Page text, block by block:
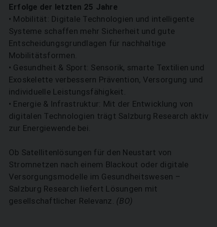
Erfolge der letzten 25 Jahre
• Mobilität: Digitale Technologien und intelligente
Systeme schaffen mehr Sicherheit und gute
Entscheidungsgrundlagen für nachhaltige
Mobilitätsformen.
• Gesundheit & Sport: Sensorik, smarte Textilien und
Exoskelette verbessern Prävention, Versorgung und
individuelle Leistungsfähigkeit.
• Energie & Infrastruktur: Mit der Entwicklung von
digitalen Technologien trägt Salzburg Research aktiv
zur Energiewende bei.
Ob Satellitenlösungen für den Neustart von
Stromnetzen nach einem Blackout oder digitale
Versorgungsmodelle im Gesundheitswesen –
Salzburg Research liefert Lösungen mit
gesellschaftlicher Relevanz. (BO)